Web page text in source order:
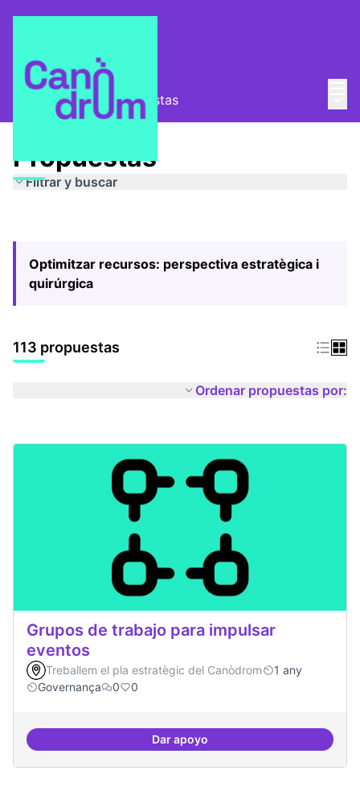
Pla Estratègic Propuestas
Propuestas
Filtrar y buscar
Optimitzar recursos: perspectiva estratègica i
quirúrgica
113 propuestas
Ordenar propuestas por:
Grupos de trabajo para impulsar
eventos
Treballem el pla estratègic del Canòdrom
1 any
Governança
0 0
Dar apoyoGrupos de trabajo para impulsar